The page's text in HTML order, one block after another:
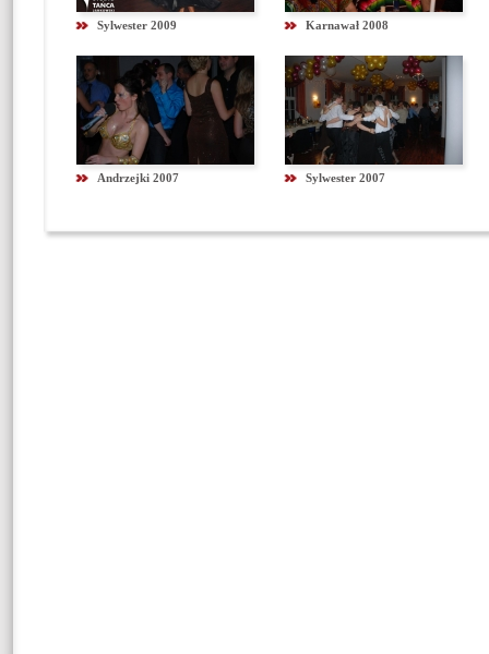
Sylwester 2009 Karnawał 2008
Andrzejki 2007 Sylwester 2007